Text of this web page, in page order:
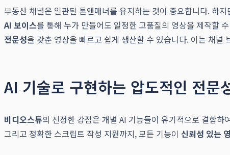
부동산 채널은 일관된 톤앤매너를 유지하는 것이 중요합니다. 하
AI 보이스를 통해 누가 만들어도 일정한 고품질의 영상을 제작할
전문성을 갖춘 영상을 빠르고 쉽게 생산할 수 있습니다. 이는 채
AI 기술로 구현하는 압도적인 전문
비디오스튜의 진정한 강점은 개별 AI 기능들이 유기적으로 결합하
그리고 정확한 스크립트 작성 지원까지, 모든 기능이 신뢰성 있는